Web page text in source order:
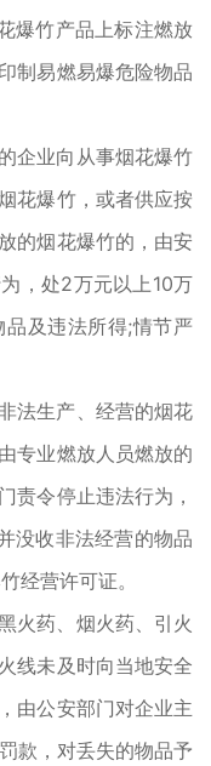
爆竹产品上标注燃放
制易燃易爆危险物品
企业向从事烟花爆竹
花爆竹，或者供应按
的烟花爆竹的，由安
，处2万元以上10万
及违法所得;情节严
法生产、经营的烟花
专业燃放人员燃放的
责令停止违法行为，
没收非法经营的物品
经营许可证。
火药、烟火药、引火
线未及时向当地安全
由公安部门对企业主
款，对丢失的物品予